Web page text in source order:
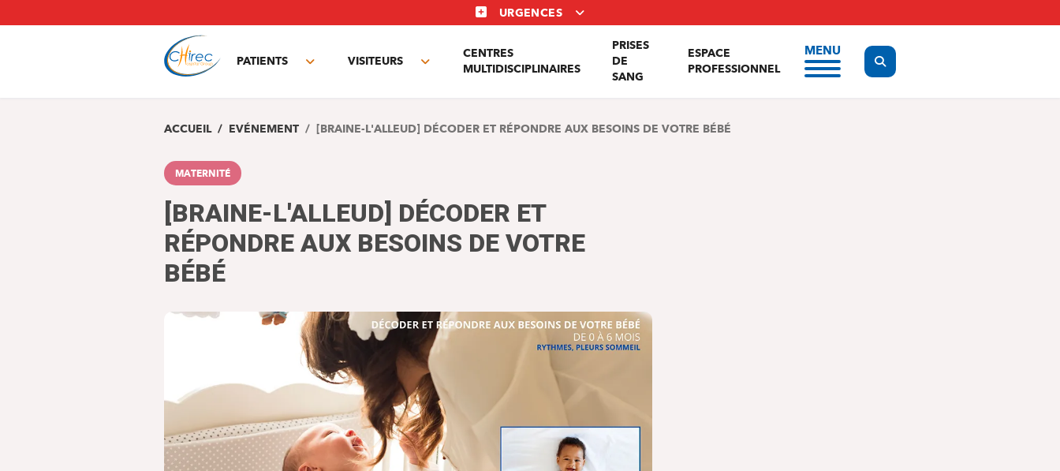
au
URGENCES
PATIENTS
Toggle
VISITEURS
Toggle
CENTRES
MULTIDISCIPLINAIRES
PRISES
DE
SANG
ESPACE
PROFESSIONNEL
MENU
Display the search form
ACCUEIL EVÉNEMENT [BRAINE-L'ALLEUD] DÉCODER ET RÉPONDRE AUX BESOINS DE VOTRE BÉBÉ
MATERNITÉ
[BRAINE-L'ALLEUD] DÉCODER ET
RÉPONDRE AUX BESOINS DE VOTRE
BÉBÉ